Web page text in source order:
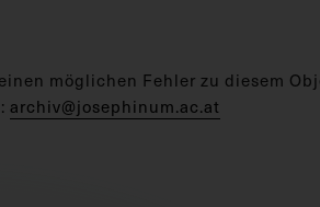
möglichen Fehler zu diesem
archiv@josephinum.ac.at